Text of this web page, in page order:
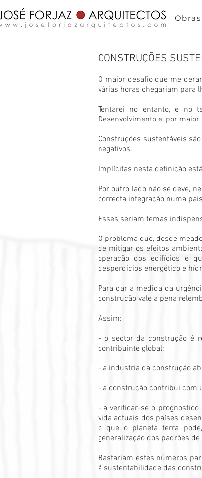
CONSTRUÇÕES
O maior desafio que me
várias horas chegariam para
Tentarei no entanto, e no
Desenvolvimento e, por
Construções sustentáveis
negativos.
Implícitas nesta definição
Por outro lado não se deve,
correcta integração numa
Esses seriam temas
O problema que, desde
de mitigar os efeitos
operação dos edifícios e
desperdícios energético e
Para dar a medida da
construção vale a pena
Assim:
- o sector da construção é
contribuinte global;
- a industria da construção
- a construção contribui com
- a verificar-se o prognostico
vida actuais dos países
o que o planeta terra
generalização dos padrões
Bastariam estes números
à sustentabilidade das